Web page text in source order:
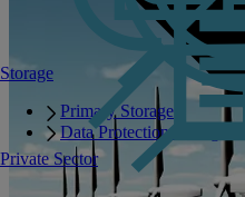
Storage
Primary Storage
Data Protection Storage
Private Sector